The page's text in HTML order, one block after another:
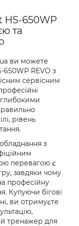
HS-650WP
та
ви можете
650WP REVO з
сервісним
рівень
з
перевагою є
завдяки чому
професійну
Купуючи бігові
ви отримуєте
тренажер для